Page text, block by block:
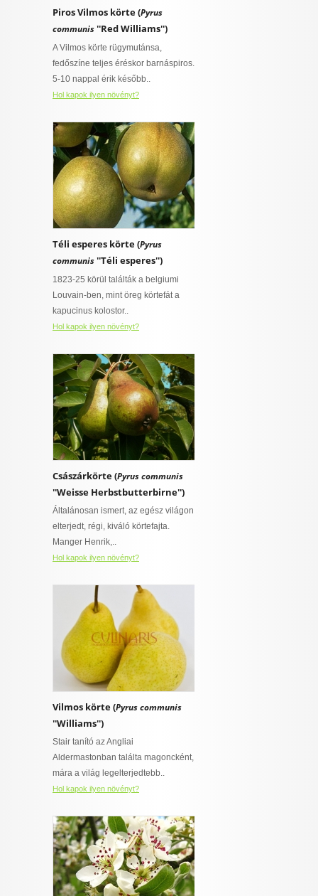
Piros Vilmos körte (Pyrus
communis''Red Williams'')
A Vilmos körte rügymutánsa,
fedőszíne teljes éréskor barnáspiros.
5-10 nappal érik később..
Hol kapok ilyen növényt?
Téli esperes körte (Pyrus
communis''Téli esperes'')
1823-25 körül találták a belgiumi
Louvain-ben, mint öreg körtefát a
kapucinus kolostor..
Hol kapok ilyen növényt?
Császárkörte (Pyrus communis
''Weisse Herbstbutterbirne'')
Általánosan ismert, az egész világon
elterjedt, régi, kiváló körtefajta.
Manger Henrik,..
Hol kapok ilyen növényt?
Vilmos körte (Pyrus communis
''Williams'')
Stair tanító az Angliai
Aldermastonban találta magoncként,
mára a világ legelterjedtebb..
Hol kapok ilyen növényt?